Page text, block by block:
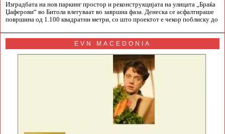
Изградбата на нов паркинг простор и реконструкцијата на улицата „Браќа
Џаферови“ во Битола влегуваат во завршна фаза. Денеска се асфалтираше
површина од 1.100 квадратни метри, со што проектот е чекор поблиску до
EVN MACEDONIA